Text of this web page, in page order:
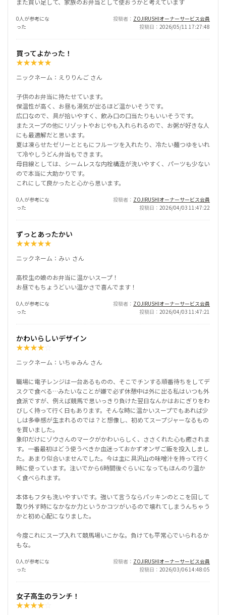
また買い足して、家族のお弁当として使おうかと考えています
0人が参考にな
った
投稿者
ZOJIRUSHIオーナーサービス会員
投稿日
2026/05/11 17:27:48
買ってよかった！
★★★★★
ニックネーム：えりりんご さん
子供のお弁当に持たせています。
保温性が高く、お昼も湯気が出るほど温かいそうです。
広口なので、具が拾いやすく、飲み口の口当たりもいいそうです。
またスープの他にリゾットやおじやも入れられるので、お粥が好きな人
にも最適解だと思います。
夏は凍らせたゼリーとともにフルーツを入れたり、冷たい麺つゆをいれ
て冷やしうどん弁当もできます。
母目線としては、シームレスな内栓構造が洗いやすく、パーツも少ない
ので本当に大助かりです。
これにして良かったと心から思います。
0人が参考にな
った
投稿者
ZOJIRUSHIオーナーサービス会員
投稿日
2026/04/03 11:47:22
ずっとあったかい
★★★★★
ニックネーム：みぃ さん
高校生の娘のお弁当に温かいスープ！
お昼でもちょうどいい温かさで喜んでます！
0人が参考にな
った
投稿者
ZOJIRUSHIオーナーサービス会員
投稿日
2026/04/03 11:47:21
かわいらしいデザイン
★★★★
ニックネーム：いちゅみん さん
職場に電子レンジは一台あるものの、そこでチンする順番待ちをしてデ
スクで食べる…みたいなことが嫌で必ず休憩中は外に出る私はいつも外
食派ですが、例えば競馬で思いっきり負けた翌日なんかはおにぎりをわ
びしく持って行く日もあります。そんな時に温かいスープでもあれば少
しは多幸感が生まれるのでは？と想像し、初めてスープジャーなるもの
を買いました。
象印だけにゾウさんのマークがかわいらしく、ささくれた心も癒されま
す。一番最初はどう使うべきか血迷っておかずオンザご飯を投入しまし
た。あまり似合いませんでした。今は主に具沢山の味噌汁を持って行く
時に使っています。注いでから6時間後ぐらいになってもほんのり温か
く食べられます。
本体もフタも洗いやすいです。強いて言うならパッキンのとこを回して
取り外す時になかなか力というかコツがいるので壊れてしまうんちゃう
かと初め心配になりました。
今度これにスープ入れて競馬場いこかな。負けても平常心でいられるか
もな。
0人が参考にな
った
投稿者
ZOJIRUSHIオーナーサービス会員
投稿日
2026/03/06 14:48:05
女子高生のランチ！
★★★★